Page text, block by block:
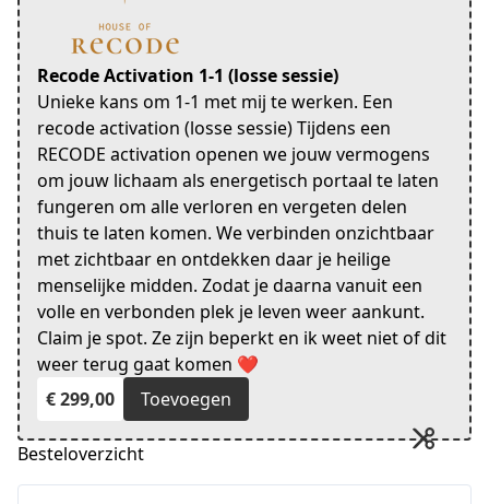
Recode Activation 1-1 (losse sessie)
Unieke kans om 1-1 met mij te werken. Een
recode activation (losse sessie) Tijdens een
RECODE activation openen we jouw vermogens
om jouw lichaam als energetisch portaal te laten
fungeren om alle verloren en vergeten delen
thuis te laten komen. We verbinden onzichtbaar
met zichtbaar en ontdekken daar je heilige
menselijke midden. Zodat je daarna vanuit een
volle en verbonden plek je leven weer aankunt.
Claim je spot. Ze zijn beperkt en ik weet niet of dit
weer terug gaat komen ❤️
€ 299,00
Toevoegen
Besteloverzicht